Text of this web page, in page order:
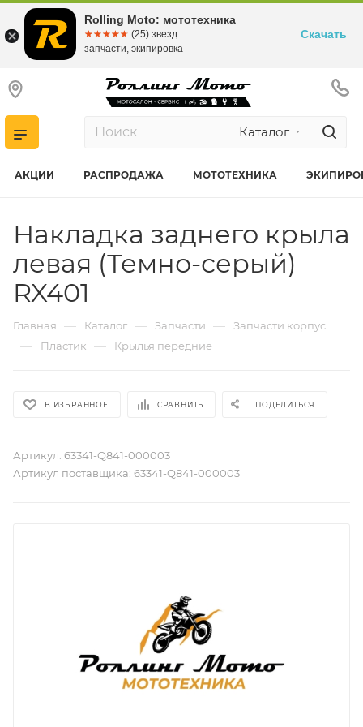
Каталог
АКЦИИ РАСПРОДАЖА МОТОТЕХНИКА
Накладка заднего крыла
левая (Темно-серый)
RX401
Главная — Каталог — Запчасти — Запчасти корпус
— Пластик — Крылья передние
В ИЗБРАННОЕ СРАВНИТЬ ПОДЕЛИТЬСЯ
Артикул: 63341-Q841-000003
Артикул поставщика: 63341-Q841-000003
Rolling Moto: мототехника
☆☆☆☆☆
★★★★★ (25) звезд
запчасти, экипировка
Скачать